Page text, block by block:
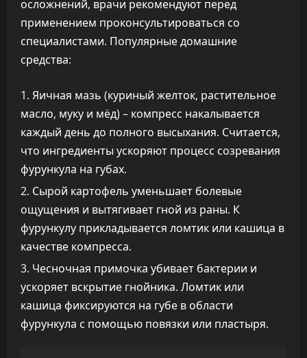
осложнений, врачи рекомендуют перед
применением проконсультироваться со
специалистами. Популярные домашние
средства:
Яичная мазь (куриный желток, растительное
масло, муку и мёд) – компресс накалывается
каждый день до полного высыхания. Считается,
что ингредиенты ускоряют процесс созревания
фурункула на губах.
Сырой картофель уменьшает болевые
ощущения и вытягивает гной из раны. К
фурункулу прикладывается ломтик или кашица в
качестве компресса.
Чесночная примочка убивает бактерии и
ускоряет вскрытие гнойника. Ломтик или
кашица фиксируются на губе в области
фурункула с помощью повязки или пластыря.